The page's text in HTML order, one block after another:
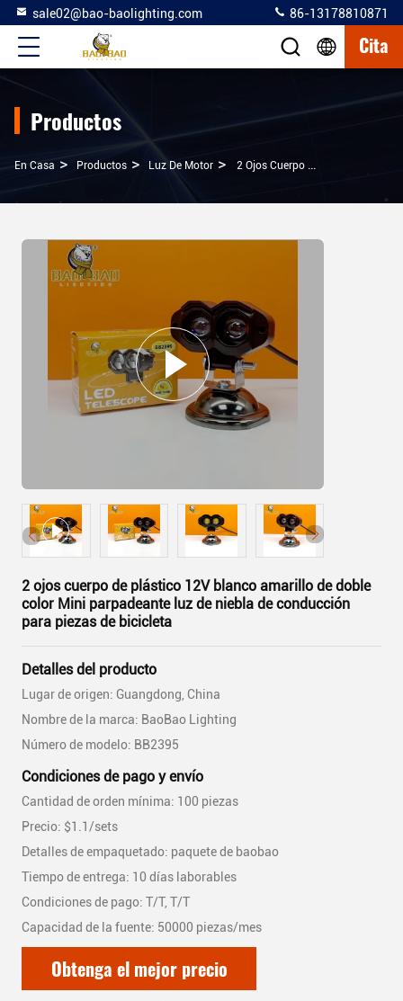
sale02@bao-baolighting.com 86-13178810871
Cita
Productos
En Casa > Productos > Luz De Motor > 2 Ojos Cuerpo De Plástico 12V Blanco Amarillo De Doble Color Mini Parpadeante Luz De Niebla De Conducción Para Piezas De Bicicleta
2 ojos cuerpo de plástico 12V blanco amarillo de doble
color Mini parpadeante luz de niebla de conducción
para piezas de bicicleta
Detalles del producto
Lugar de origen: Guangdong, China
Nombre de la marca: BaoBao Lighting
Número de modelo: BB2395
Condiciones de pago y envío
Cantidad de orden mínima: 100 piezas
Precio: $1.1/sets
Detalles de empaquetado: paquete de baobao
Tiempo de entrega: 10 días laborables
Condiciones de pago: T/T, T/T
Capacidad de la fuente: 50000 piezas/mes
Obtenga el mejor precio